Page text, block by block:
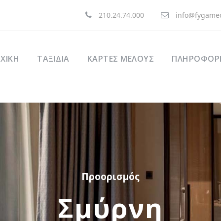
210.24.74.000
ΤΑΞΊΔΙΑ ΚΑΡΤΕΣ ΜΕΛΟΥΣ
Προορισμός
Σμύρνη